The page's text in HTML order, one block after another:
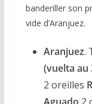
banderiller son
vide d’Aranjuez.
Aranjuez.
(vuelta au
2 oreilles
Aguado 2